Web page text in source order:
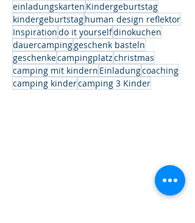
einladungskarten Kindergeburtstag
kindergeburtstaghuman design reflektor
Inspirationdo it yourselfdinokuchen
dauercampinggeschenk basteln
geschenkecampingplatzchristmas
camping mit kindern Einladungcoaching
camping kindercamping 3 Kinder